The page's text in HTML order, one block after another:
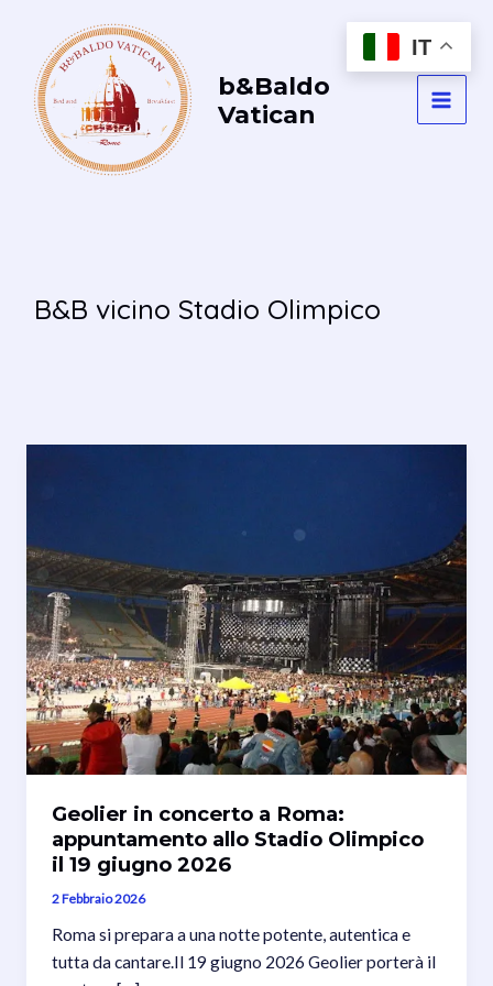
contenuto
b&Baldo
Vatican
B&B vicino Stadio Olimpico
Geolier in concerto a Roma:
appuntamento allo Stadio Olimpico
il 19 giugno 2026
2 Febbraio 2026
Roma si prepara a una notte potente, autentica e
tutta da cantare.Il 19 giugno 2026 Geolier porterà il
IT